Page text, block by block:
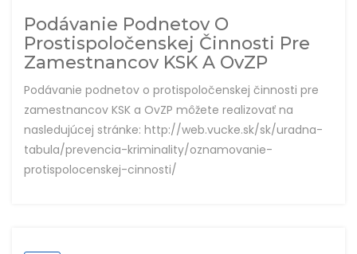
Podávanie Podnetov O
Prostispoločenskej Činnosti Pre
Zamestnancov KSK A OvZP
Podávanie podnetov o protispoločenskej činnosti pre
zamestnancov KSK a OvZP môžete realizovať na
nasledujúcej stránke: http://web.vucke.sk/sk/uradna-
tabula/prevencia-kriminality/oznamovanie-
protispolocenskej-cinnosti/